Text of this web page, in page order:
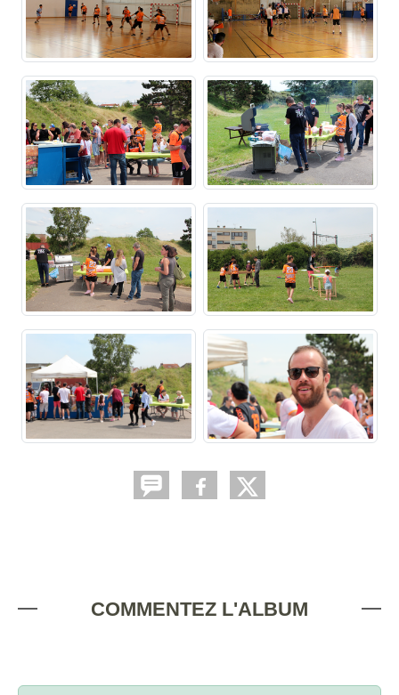
COMMENTEZ L'ALBUM